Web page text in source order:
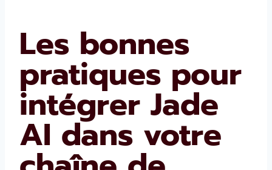
Les bonnes
pratiques pour
intégrer Jade
AI dans votre